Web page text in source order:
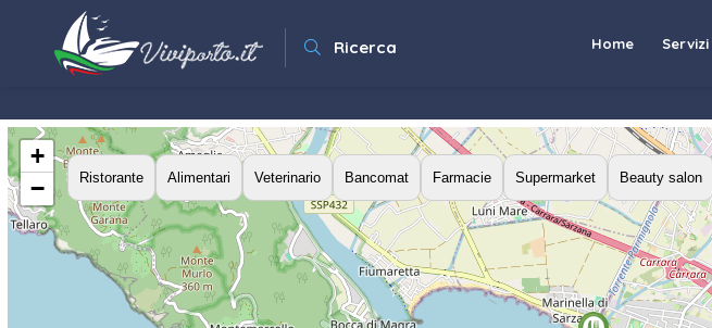
Ricerca Home Servizi
Ristorante Alimentari Veterinario Bancomat Farmacie Supermarket Beauty salon
+
−